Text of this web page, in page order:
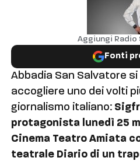
Aggiungi Radio
Fonti
Abbadia San Salvatore
accogliere uno dei volti
giornalismo italiano:
protagonista lunedì 25
Cinema Teatro Amiata
teatrale Diario di un